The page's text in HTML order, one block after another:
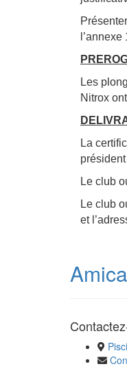
Les
Nitrox
La
Le club
Le club
et